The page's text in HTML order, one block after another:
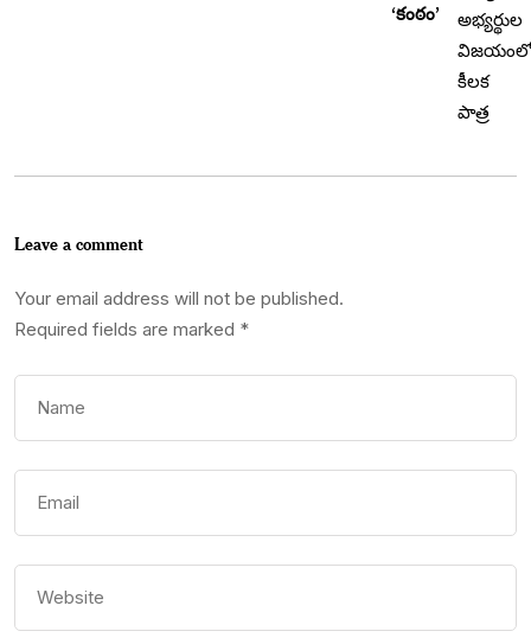
‘కంఠం’
Leave a comment
Your email address will not be published.
Required fields are marked *